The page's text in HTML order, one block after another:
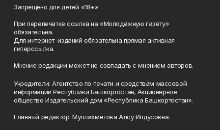
Запрещено для детей «18+»
При перепечатке ссылка на «Молодёжную газету»
обязательна.
Для интернет-изданий обязательна прямая активная
гиперссылка.
Мнение редакции может не совпадать с мнением авторов.
Учредители: Агентство по печати и средствам массовой
информации Республики Башкортостан, Акционерное
общество Издательский дом «Республика Башкортостан».
Главный редактор: Муллахметова Алсу Илдусовна.